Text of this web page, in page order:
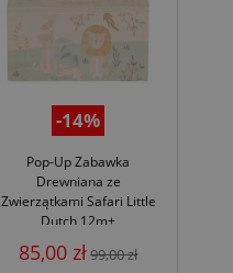
-14%
Pop-Up Zabawka
Drewniana ze
Zwierzątkami Safari Little
Dutch 12m+
85,00 zł99,00 zł